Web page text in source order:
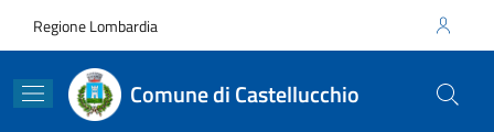
Regione Lombardia
Comune di Castellucchio